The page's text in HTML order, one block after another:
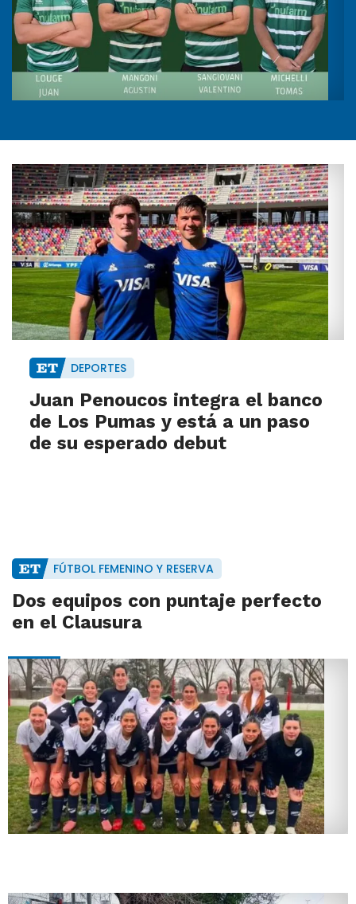
DEPORTES
Juan Penoucos integra el banco
de Los Pumas y está a un paso
de su esperado debut
FÚTBOL FEMENINO Y RESERVA
Dos equipos con puntaje perfecto
en el Clausura